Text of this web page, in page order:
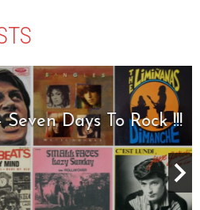
Days To Rock !!!